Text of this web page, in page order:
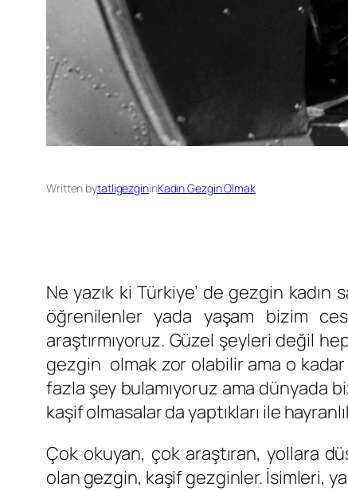
Written bytatligezgininKadın Gezgin Olmak
Ne yazık ki Türkiye’ de gezgin
öğrenilenler yada yaşam bizim
araştırmıyoruz. Güzel şeyleri değil
gezgin olmak zor olabilir ama o
fazla şey bulamıyoruz ama dünyada
kaşif olmasalar da yaptıkları ile
Çok okuyan, çok araştıran, yollara
olan gezgin, kaşif gezginler. İsimleri,